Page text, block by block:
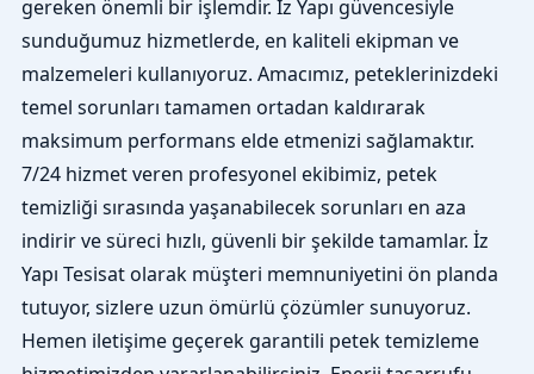
gereken önemli bir işlemdir. İz Yapı güvencesiyle
sunduğumuz hizmetlerde, en kaliteli ekipman ve
malzemeleri kullanıyoruz. Amacımız, peteklerinizdeki
temel sorunları tamamen ortadan kaldırarak
maksimum performans elde etmenizi sağlamaktır.
7/24 hizmet veren profesyonel ekibimiz, petek
temizliği sırasında yaşanabilecek sorunları en aza
indirir ve süreci hızlı, güvenli bir şekilde tamamlar. İz
Yapı Tesisat olarak müşteri memnuniyetini ön planda
tutuyor, sizlere uzun ömürlü çözümler sunuyoruz.
Hemen iletişime geçerek garantili petek temizleme